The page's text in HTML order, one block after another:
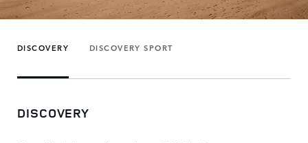
DISCOVERY DISCOVERY SPORT
DISCOVERY